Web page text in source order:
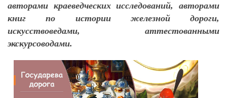
авторами краеведческих исследований, авторами
книг по истории железной дороги,
искусствоведами, аттестованными
экскурсоводами.